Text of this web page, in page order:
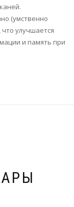
(умственно
улучшается
и память при